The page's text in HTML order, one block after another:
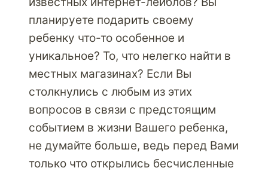
планируете подарить своему
ребенку что-то особенное и
уникальное? То, что нелегко найти в
местных магазинах? Если Вы
столкнулись с любым из этих
вопросов в связи с предстоящим
событием в жизни Вашего ребенка,
не думайте больше, ведь перед Вами
только что открылись бесчисленные